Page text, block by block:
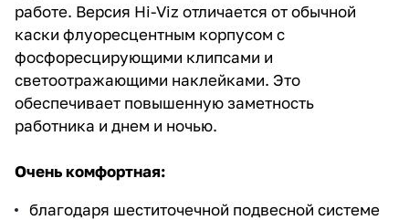
работе. Версия Hi-Viz отличается от обычной
каски флуоресцентным корпусом с
фосфоресцирующими клипсами и
светоотражающими наклейками. Это
обеспечивает повышенную заметность
работника и днем и ночью.
Очень комфортная:
благодаря шеститочечной подвесной системе